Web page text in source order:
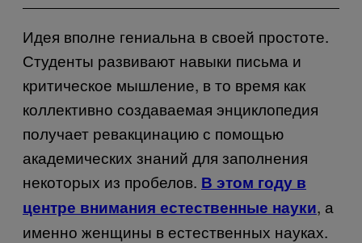
Идея вполне гениальна в своей простоте.
Студенты развивают навыки письма и
критическое мышление, в то время как
коллективно создаваемая энциклопедия
получает ревакцинацию с помощью
академических знаний для заполнения
некоторых из пробелов. В этом году в
центре внимания естественные науки, а
именно женщины в естественных науках.